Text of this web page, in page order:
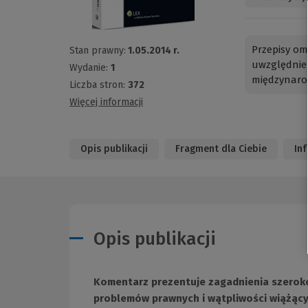
Stan prawny: 1.05.2014 r.
Wydanie: 1
Liczba stron: 372
Więcej informacji
Przepisy
Opis publikacji Fragment dla Ciebie
Opis publikacji
Komentarz prezentuje zagadnienia
problemów prawnych i wątpliwości